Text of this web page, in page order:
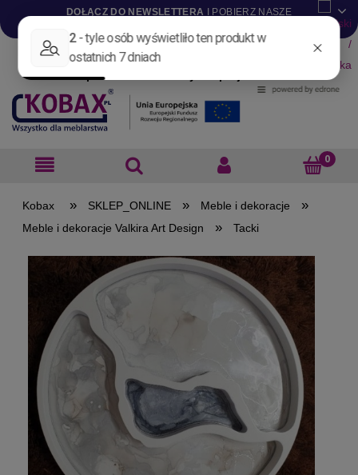
DOŁĄCZ DO NEWSLETTERA I POBIERZ NASZE
Aktualności Nowości
Blog
Pliki do pobrania
» SKLEP_ONLINE » Meble i dekoracje »
Meble i dekoracje Valkira Art Design » Tacki